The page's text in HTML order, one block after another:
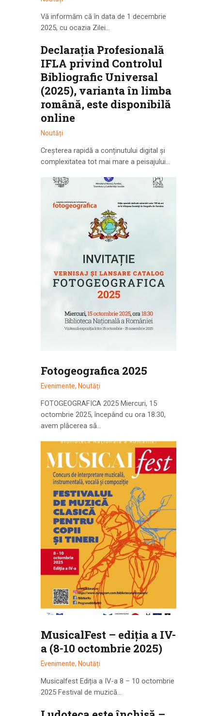
Vă informăm că în data de 1 decembrie
2025, cu ocazia Zilei…
Declarația Profesională
IFLA privind Controlul
Bibliografic Universal
(2025), varianta în limba
română, este disponibilă
online
Noutăți
Creșterea rapidă a conținutului digital și
complexitatea tot mai mare a peisajului…
Fotogeografica 2025
Evenimente, Noutăți
FOTOGEOGRAFICA 2025 Miercuri, 15
octombrie 2025, începând cu ora 18:30,
avem plăcerea să…
MusicalFest – ediția a IV-
a (8-10 octombrie 2025)
Evenimente, Noutăți
Musicalfest Ediția a IV-a 8 – 10 octombrie
2025 Festival de muzică…